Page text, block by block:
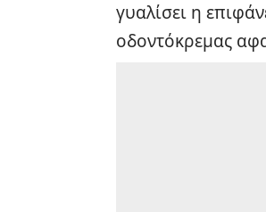
γυαλίσει η
οδοντόκρεμας